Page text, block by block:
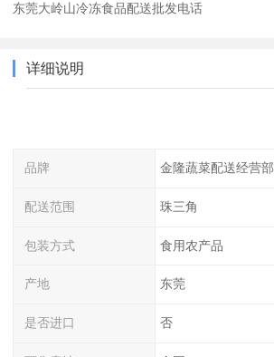
东莞大岭山冷冻食品配送批发电话
详细说明
品牌 金隆蔬菜配送经营部
配送范围 珠三角
包装方式 食用农产品
产地 东莞
是否进口 否